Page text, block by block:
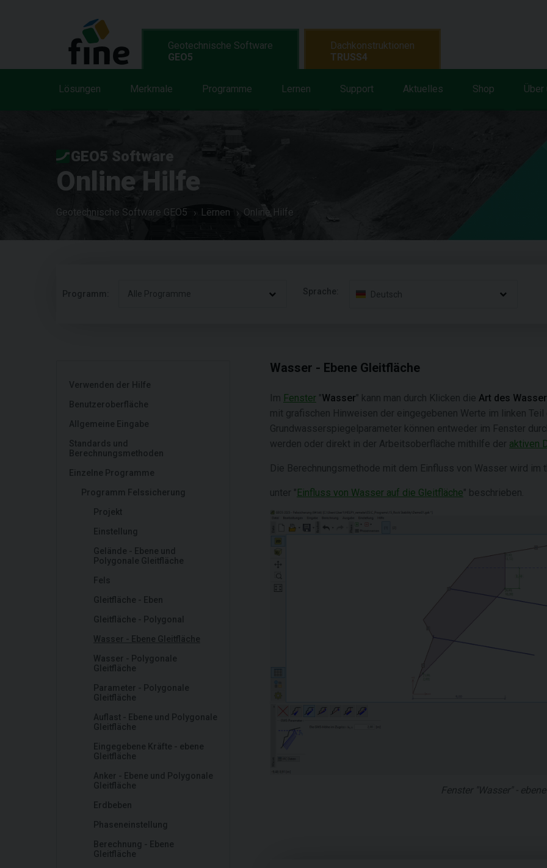
Geotechnische Software
GEO5
Lösungen Merkmale Programme Lernen Support Aktuelles Shop Über
Dachkonstruktionen
TRUSS4
GEO5 Software
Online Hilfe
Geotechnische Software GEO5 Lernen Online Hilfe
Programm: Alle Programme Sprache: Deutsch
Verwenden der Hilfe
Benutzeroberfläche
Allgemeine Eingabe
Standards und
Berechnungsmethoden
Einzelne Programme
Programm Felssicherung
Projekt
Einstellung
Gelände - Ebene und
Polygonale Gleitfläche
Fels
Gleitfläche - Eben
Gleitfläche - Polygonal
Wasser - Ebene Gleitfläche
Wasser - Polygonale
Gleitfläche
Parameter - Polygonale
Gleitfläche
Auflast - Ebene und Polygonale
Gleitfläche
Eingegebene Kräfte - ebene
Gleitfläche
Anker - Ebene und Polygonale
Gleitfläche
Erdbeben
Phaseneinstellung
Berechnung - Ebene
Gleitfläche
Wasser - Ebene Gleitfläche
Im Fenster "Wasser" kann man durch Klicken die Art des
mit grafischen Hinweisen der eingegebenen Werte im linken
Grundwasserspiegelparameter können entweder im Fenster
werden oder direkt in der Arbeitsoberfläche mithilfe der aktiven
Die Berechnungsmethode mit dem Einfluss von Wasser wird im
unter "Einfluss von Wasser auf die Gleitfläche" beschrieben.
Fenster "Wasser" -